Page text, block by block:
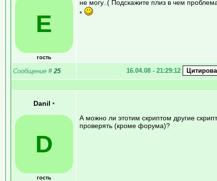
E
гость
не могу..( Подскажите плиз в чем
*
Сообщение # 25 16.04.08 - 21:29:12
Danil •
D
гость
А можно ли этотим скриптом другие
проверять (кроме форума)?